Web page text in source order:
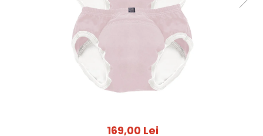
Sac de dormit pentru tranziție
Sac de dormit nou nascut
MY CARRY POTTY
Chilotei de antrenament la olita
169,00 Lei